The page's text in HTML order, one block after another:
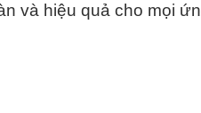
và hiệu quả cho mọi